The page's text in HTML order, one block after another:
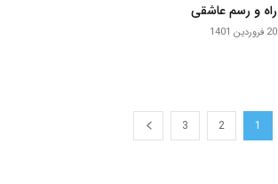
راه و رسم عاشقی
20 فروردین 1401
1
2
3